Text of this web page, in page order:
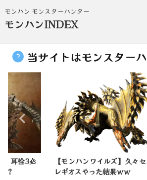
モンハン モンスターハンター
モンハンINDEX
当サイトはモンスター
【モンハンワイルズ】久々セル
レギオスやった結果ｗｗ
【